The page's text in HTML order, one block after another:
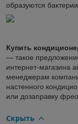
образуются
Купить
— такое
интернет-магазина
менеджерам
настенного
или дозаправку
Скрыть